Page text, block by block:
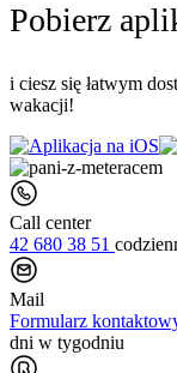
Pobierz
i ciesz się łatwym
wakacji!
Call center
42 680 38 51
Mail
Formularz
dni w tygodniu